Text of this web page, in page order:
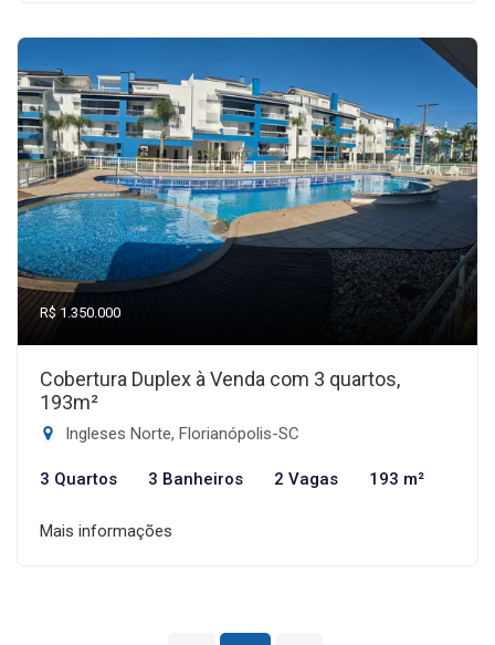
R$ 1.350.000
Cobertura Duplex à Venda com 3 quartos,
193m²
Ingleses Norte, Florianópolis-SC
3 Quartos 3 Banheiros 2 Vagas 193 m²
Mais informações